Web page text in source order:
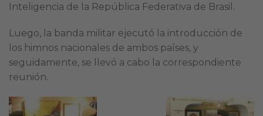
Inteligencia de la República Federativa de Brasil.
Luego, la banda militar ejecutó la introducción de
los himnos nacionales de ambos países, y
seguidamente, se llevó a cabo la correspondiente
reunión.